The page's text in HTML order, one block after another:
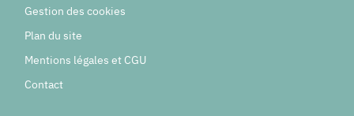
Gestion des cookies
Plan du site
Mentions légales et CGU
Contact